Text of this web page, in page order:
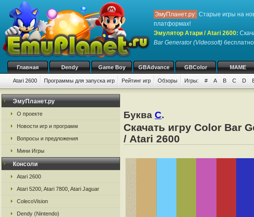
ЭмуПланет.ру: Старые игры на
платформах!
Эмулятор Атари / Atari 2600:
Bar Generator (Videosoft)
Главная Dendy Game Boy GBAdvance GBColor MAME
Atari 2600 Программы для запуска игр Рейтинг игр Обзоры Игры: # A B C D
ЭмуПланет.ру
О проекте
Новости игр и программ
Вопросы и предложения
Мини Игры
Консоли
Atari 2600
Atari 5200, Atari 7800, Atari Jaguar
ColecoVision
Dendy (Nintendo)
Буква C.
Скачать игру Color Bar
/ Atari 2600